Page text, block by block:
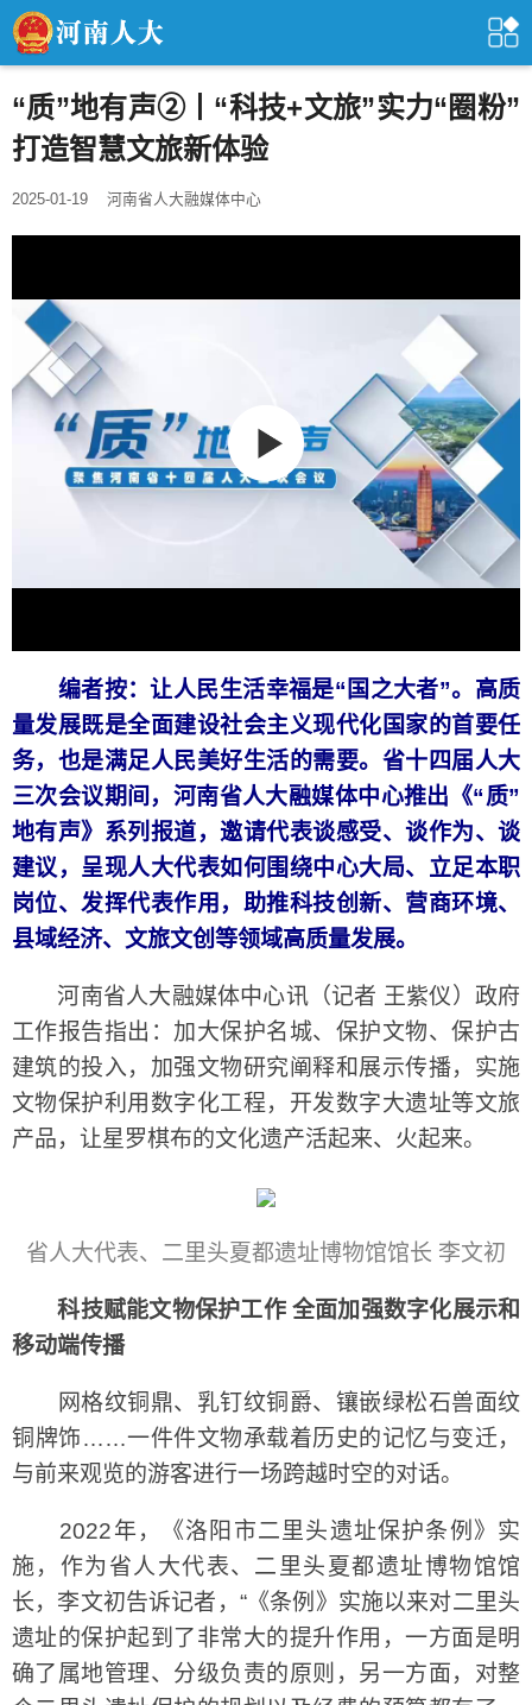
“质”地有声②丨“科技+文旅”实力“圈粉”
打造智慧文旅新体验
2025-01-19 河南省人大融媒体中心
编者按：让人民生活幸福是“国之大者”。高质
量发展既是全面建设社会主义现代化国家的首要任
务，也是满足人民美好生活的需要。省十四届人大
三次会议期间，河南省人大融媒体中心推出《“质”
地有声》系列报道，邀请代表谈感受、谈作为、谈
建议，呈现人大代表如何围绕中心大局、立足本职
岗位、发挥代表作用，助推科技创新、营商环境、
县域经济、文旅文创等领域高质量发展。
河南省人大融媒体中心讯（记者 王紫仪）政府
工作报告指出：加大保护名城、保护文物、保护古
建筑的投入，加强文物研究阐释和展示传播，实施
文物保护利用数字化工程，开发数字大遗址等文旅
产品，让星罗棋布的文化遗产活起来、火起来。
省人大代表、二里头夏都遗址博物馆馆长 李文初
科技赋能文物保护工作 全面加强数字化展示和
移动端传播
网格纹铜鼎、乳钉纹铜爵、镶嵌绿松石兽面纹
铜牌饰……一件件文物承载着历史的记忆与变迁，
与前来观览的游客进行一场跨越时空的对话。
2022年，《洛阳市二里头遗址保护条例》实
施，作为省人大代表、二里头夏都遗址博物馆馆
长，李文初告诉记者，“《条例》实施以来对二里头
遗址的保护起到了非常大的提升作用，一方面是明
确了属地管理、分级负责的原则，另一方面，对整